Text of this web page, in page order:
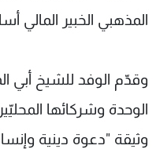
المذهبي الخبير المالي
وقدّم الوفد للشيخ أبي
الوحدة وشركائها
وثيقة "دعوة دينية